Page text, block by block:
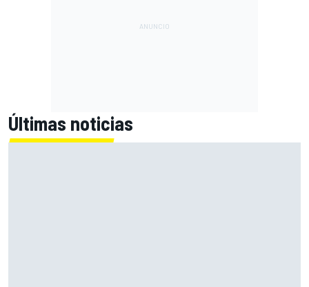
Últimas noticias